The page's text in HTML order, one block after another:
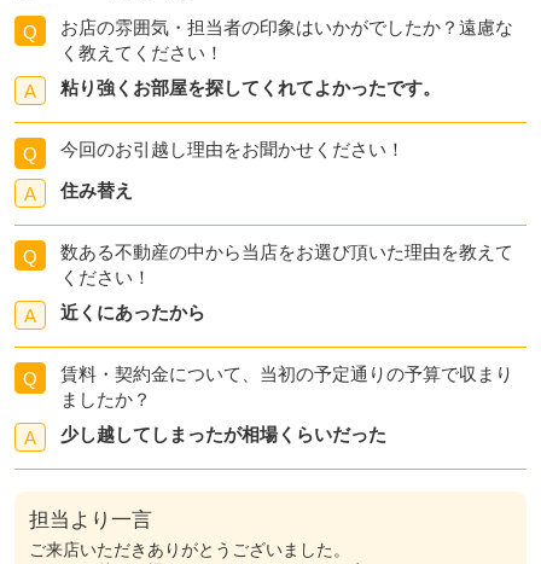
Q
お店の雰囲気・担当者の印象はいかがでしたか？遠慮な
く教えてください！
A
粘り強くお部屋を探してくれてよかったです。
Q 今回のお引越し理由をお聞かせください！
A 住み替え
Q
数ある不動産の中から当店をお選び頂いた理由を教えて
ください！
A
近くにあったから
Q
賃料・契約金について、当初の予定通りの予算で収まり
ましたか？
A
少し越してしまったが相場くらいだった
担当より一言
ご来店いただきありがとうございました。